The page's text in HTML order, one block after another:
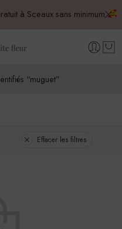
à Sceaux sans minimum
“muguet”
Effacer les filtres